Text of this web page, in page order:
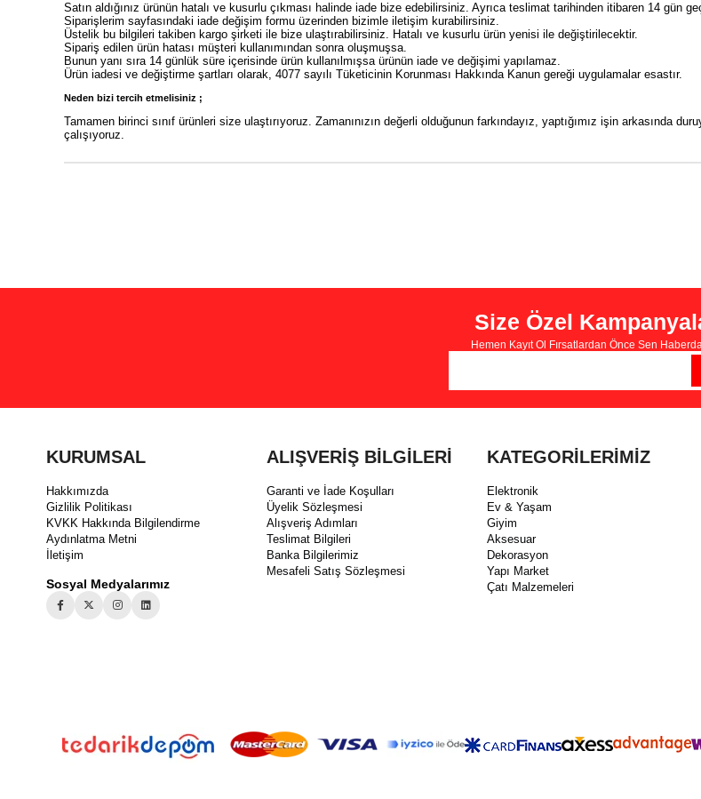
Satın aldığınız ürünün hatalı ve kusurlu çıkması halinde iade bize edebilirsiniz. Ayrıca teslimat tarihinden itibaren 14 gün
Siparişlerim sayfasındaki iade değişim formu üzerinden bizimle iletişim kurabilirsiniz.
Üstelik bu bilgileri takiben kargo şirketi ile bize ulaştırabilirsiniz. Hatalı ve kusurlu ürün yenisi ile değiştirilecektir.
Sipariş edilen ürün hatası müşteri kullanımından sonra oluşmuşsa.
Bunun yanı sıra 14 günlük süre içerisinde ürün kullanılmışsa ürünün iade ve değişimi yapılamaz.
Ürün iadesi ve değiştirme şartları olarak, 4077 sayılı Tüketicinin Korunması Hakkında Kanun gereği uygulamalar esastır.
Neden bizi tercih etmelisiniz ;
Tamamen birinci sınıf ürünleri size ulaştırıyoruz. Zamanınızın değerli olduğunun farkındayız, yaptığımız işin arkasında
çalışıyoruz.
Size Özel
Hemen Kayıt Ol Fırsatlardan Önce Sen
KURUMSAL
Hakkımızda
Gizlilik Politikası
KVKK Hakkında Bilgilendirme
Aydınlatma Metni
İletişim
Sosyal Medyalarımız
ALIŞVERİŞ BİLGİLERİ
Garanti ve İade Koşulları
Üyelik Sözleşmesi
Alışveriş Adımları
Teslimat Bilgileri
Banka Bilgilerimiz
Mesafeli Satış Sözleşmesi
KATEGORİLERİMİZ
Elektronik
Ev & Yaşam
Giyim
Aksesuar
Dekorasyon
Yapı Market
Çatı Malzemeleri